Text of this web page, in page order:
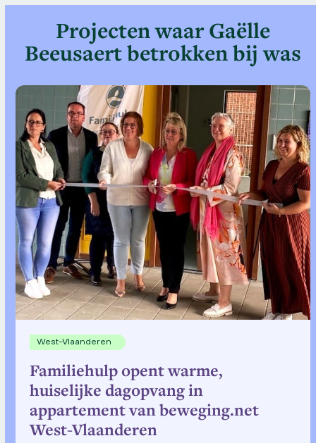
Projecten waar Gaëlle
Beeusaert betrokken bij was
Use
the
left
and
right
arrow
keys
to
access
the
carousel
navigation
buttons
West-Vlaanderen
Familiehulp opent warme,
huiselijke dagopvang in
appartement van beweging.net
West-Vlaanderen